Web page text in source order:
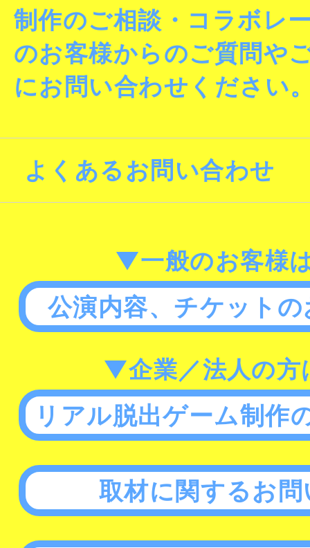
制作のご相談・コラボレ
のお客様からのご質問や
にお問い合わせください
よくあるお問い合わせ
▼一般のお客様
公演内容、チケット
▼企業／法人の方
リアル脱出ゲーム制作
取材に関するお